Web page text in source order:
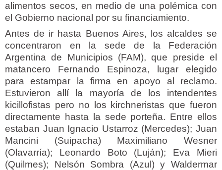
alimentos secos, en medio de una polémica con
el Gobierno nacional por su financiamiento.
Antes de ir hasta Buenos Aires, los alcaldes se
concentraron en la sede de la Federación
Argentina de Municipios (FAM), que preside el
matancero Fernando Espinoza, lugar elegido
para estampar la firma en apoyo al reclamo.
Estuvieron allí la mayoría de los intendentes
kicillofistas pero no los kirchneristas que fueron
directamente hasta la sede porteña. Entre ellos
estaban Juan Ignacio Ustarroz (Mercedes); Juan
Mancini (Suipacha) Maximiliano Wesner
(Olavarría); Leonardo Boto (Luján); Eva Mieri
(Quilmes); Nelsón Sombra (Azul) y Waldermar